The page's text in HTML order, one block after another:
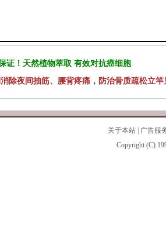
证！天然植物萃取 有效对抗癌细胞
除夜间抽筋、腰背疼痛，防治骨质疏松立竿
关于本站
广告服
Copyright (C)